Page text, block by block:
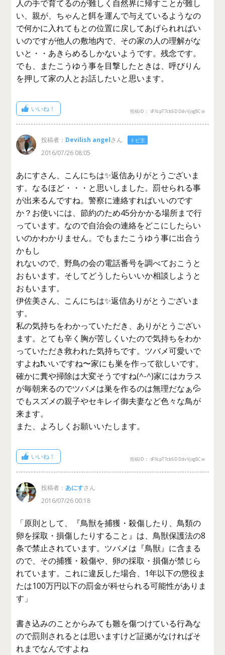
人の手で育てるのが難しく自然界に帰すことが難し
い、親が、ちゃんと餌を運んで与えているようなの
で何かに入れてもとの位置に戻してあげられればい
いのですが他人の敷地内で、その家の人の理解がな
いと・・あきらめるしかないようです。残念です。
でも、またこうゆう事を目撃したときは、呼びりん
を押して家の人とお話したいと思います。
いいね！ 投稿ID： sPXcpT7cIc6DDdvVjxg8Cw
投稿者： Devilish angelさん トピ主
2016/07/26 08:05
あにすさん、こんにちは✨返信ありがとうございま
す。なるほど・・・と思いしました。罰せられる事
が出来るんですね。警察に連絡すればいいのです
か？お使いには、節約のため45分かかる場所まで行
っています。なので自治会の連絡をどこにしたらい
いのかわかりません。でもまたこうゆう事に出合う
かもし
れないので、野鳥の会の電話番号を調べておこうと
おもいます。そしてどうしたらいいか相談しようと
おもいます。
伊佐美さん、こんにちは✨返信ありがとうございま
す。
私の気持ちをわかっていただき、ありがとうござい
ます。とても辛く胸が苦しくいたので気持ちをわか
っていただき救われた気持ちです。ツバメ可愛いで
すよね❗いいですね〜家にも巣を作って欲しいです。
確かに糞や掃除は大変そうですね(^-^)家にはカラス
が毎朝来るのでツバメは巣を作るのは無理だなぁ💦
でもスズメの親子やセキレイ御夫妻など色々な鳥が
来ます。
また、よろしくお願いいたします。
いいね！ 投稿ID： sPXcpT7cIc6DDdvVjxg8Cw
投稿者：あにすさん
2016/07/26 00:18
「原則として、『鳥獣を捕獲・殺傷したり、鳥類の
卵を採取・損傷したりすること』は、鳥獣保護法の8
条で禁止されています。ツバメは『鳥獣』に含まる
ので、その捕獲・殺傷や、卵の採取・損傷が禁じら
れています。これに違反した場合、1年以下の懲役ま
たは100万円以下の罰金が科せられる可能性がありま
す」
書き込みのことからみても雛を傷つけている行為な
ので罰則されるとは思いますけど証拠がなければそ
れまでなんですよね